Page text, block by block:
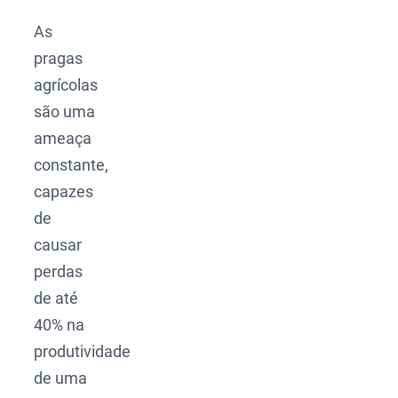
As
pragas
agrícolas
são uma
ameaça
constante,
capazes
de
causar
perdas
de até
40% na
produtividade
de uma